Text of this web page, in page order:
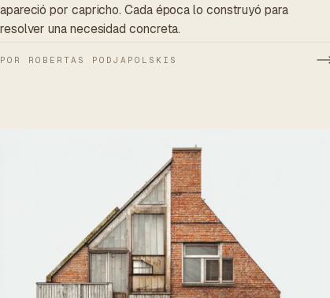
apareció por capricho. Cada época lo construyó para
resolver una necesidad concreta.
POR ROBERTAS PODJAPOLSKIS